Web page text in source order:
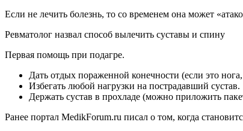
Если не лечить болезнь, то со временем она может
Ревматолог назвал способ вылечить суставы и спину
Первая помощь при подагре.
Дать отдых пораженной конечности (если это
Избегать любой нагрузки на пострадавший сустав.
Держать сустав в прохладе (можно приложить
Ранее портал MedikForum.ru писал о том, когда